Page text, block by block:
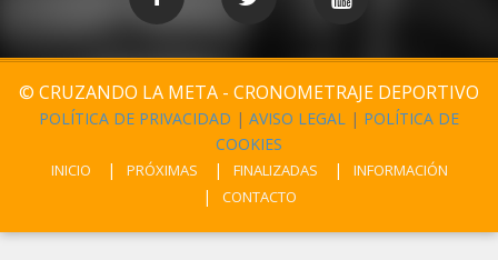
© CRUZANDO LA META - CRONOMETRAJE DEPORTIVO
POLÍTICA DE PRIVACIDAD | AVISO LEGAL | POLÍTICA DE
COOKIES
INICIO PRÓXIMAS FINALIZADAS
INFORMACIÓN
CONTACTO